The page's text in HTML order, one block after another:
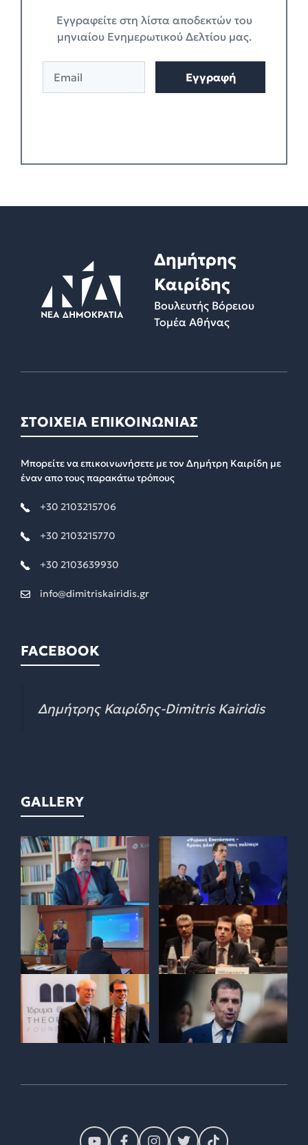
Eγγραφείτε στη λίστα αποδεκτών του
μηνιαίου Ενημερωτικού Δελτίου μας.
Εγγραφή
Δημήτρης
Καιρίδης
Βουλευτής Βόρειου
Τομέα Αθήνας
ΣΤΟΙΧΕΙΑ ΕΠΙΚΟΙΝΩΝΙΑΣ
Μπορείτε να επικοινωνήσετε με τον Δημήτρη Καιρίδη με
έναν απο τους παρακάτω τρόπους
+30 2103215706
+30 2103215770
+30 2103639930
info@dimitriskairidis.gr
FACEBOOK
Δημήτρης Καιρίδης-Dimitris Kairidis
GALLERY